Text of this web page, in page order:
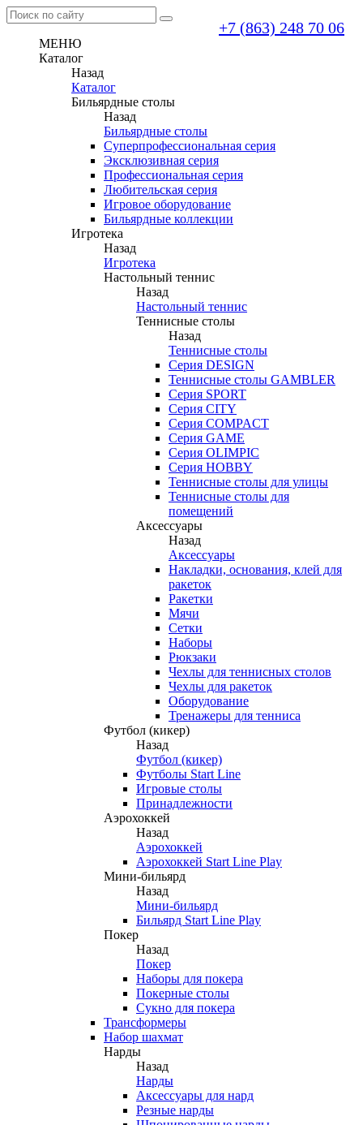
+7 (863) 248 70 06
МЕНЮ
Каталог
Назад
Каталог
Бильярдные столы
Назад
Бильярдные столы
Суперпрофессиональная серия
Эксклюзивная серия
Профессиональная серия
Любительская серия
Игровое оборудование
Бильярдные коллекции
Игротека
Назад
Игротека
Настольный теннис
Назад
Настольный теннис
Теннисные столы
Назад
Теннисные столы
Серия DESIGN
Теннисные столы GAMBLER
Серия SPORT
Серия CITY
Серия COMPACT
Серия GAME
Серия OLIMPIC
Серия HOBBY
Теннисные столы для улицы
Теннисные столы для
помещений
Аксессуары
Назад
Аксессуары
Накладки, основания, клей для
ракеток
Ракетки
Мячи
Сетки
Наборы
Рюкзаки
Чехлы для теннисных столов
Чехлы для ракеток
Оборудование
Тренажеры для тенниса
Футбол (кикер)
Назад
Футбол (кикер)
Футболы Start Line
Игровые столы
Принадлежности
Аэрохоккей
Назад
Аэрохоккей
Аэрохоккей Start Line Play
Мини-бильярд
Назад
Мини-бильярд
Бильярд Start Line Play
Покер
Назад
Покер
Наборы для покера
Покерные столы
Сукно для покера
Трансформеры
Набор шахмат
Нарды
Назад
Нарды
Аксессуары для нард
Резные нарды